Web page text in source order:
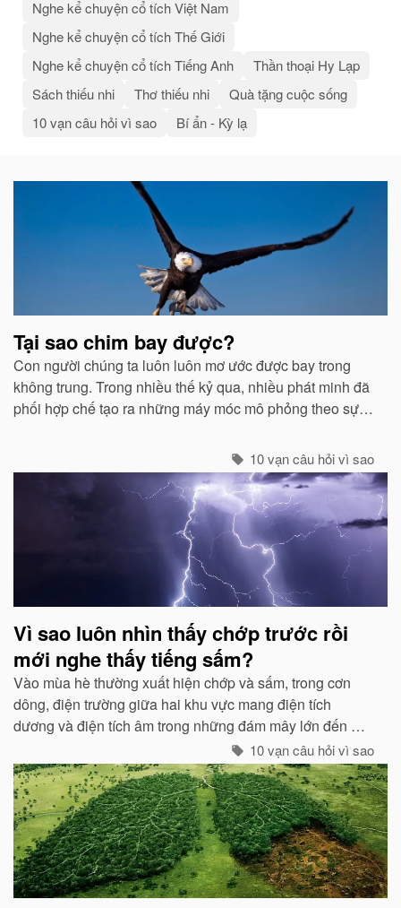
Nghe kể chuyện cổ tích Việt Nam
Nghe kể chuyện cổ tích Thế Giới
Nghe kể chuyện cổ tích Tiếng Anh
Thần thoại Hy Lạp
Sách thiếu nhi
Thơ thiếu nhi
Quà tặng cuộc sống
10 vạn câu hỏi vì sao
Bí ẩn - Kỳ lạ
Bài
liên
Tại sao chim bay được?
Con người chúng ta luôn luôn mơ ước được bay trong
không trung. Trong nhiều thế kỷ qua, nhiều phát minh đã
phối hợp chế tạo ra những máy móc mô phỏng theo sự
10 vạn câu hỏi vì sao
Vì sao luôn nhìn thấy chớp trước rồi
mới nghe thấy tiếng sấm?
Vào mùa hè thường xuất hiện chớp và sấm, trong cơn
dông, điện trường giữa hai khu vực mang điện tích
dương và điện tích âm trong những đám mây lớn đến một
mức độ nhất định, hai loại điện tích trong quá trình phát
triển sẽ phát ra tia lửa...
10 vạn câu hỏi vì sao